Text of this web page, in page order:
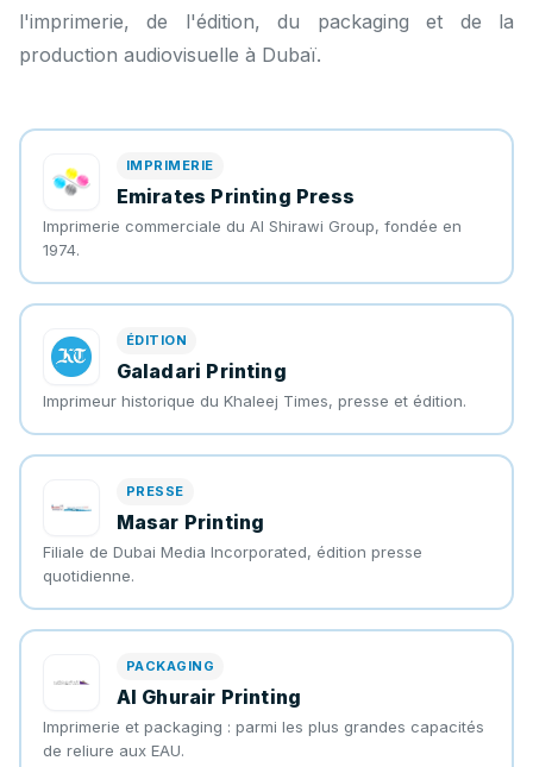
l'imprimerie, de l'édition, du packaging et de la
production audiovisuelle à Dubaï.
IMPRIMERIE
Emirates Printing Press
Imprimerie commerciale du Al Shirawi Group, fondée en
1974.
ÉDITION
Galadari Printing
Imprimeur historique du Khaleej Times, presse et édition.
PRESSE
Masar Printing
Filiale de Dubai Media Incorporated, édition presse
quotidienne.
PACKAGING
Al Ghurair Printing
Imprimerie et packaging : parmi les plus grandes capacités
de reliure aux EAU.